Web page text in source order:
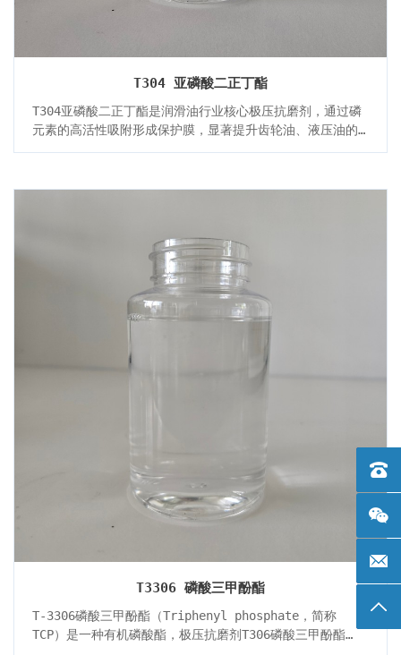
T304 亚磷酸二正丁酯
T304亚磷酸二正丁酯是润滑油行业核心极压抗磨剂，通过磷
元素的高活性吸附形成保护膜，显著提升齿轮油、液压油的
T3306 磷酸三甲酚酯
T-3306磷酸三甲酚酯（Triphenyl phosphate，简称
TCP）是一种有机磷酸酯，极压抗磨剂T306磷酸三甲酚酯
电话
邮箱
返回